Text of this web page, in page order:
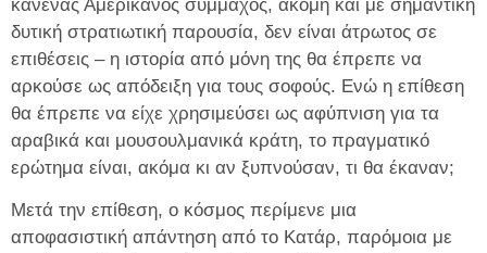
κανένας Αμερικανός σύμμαχος, ακόμη και με σημαντική
δυτική στρατιωτική παρουσία, δεν είναι άτρωτος σε
επιθέσεις – η ιστορία από μόνη της θα έπρεπε να
αρκούσε ως απόδειξη για τους σοφούς. Ενώ η επίθεση
θα έπρεπε να είχε χρησιμεύσει ως αφύπνιση για τα
αραβικά και μουσουλμανικά κράτη, το πραγματικό
ερώτημα είναι, ακόμα κι αν ξυπνούσαν, τι θα έκαναν;
Μετά την επίθεση, ο κόσμος περίμενε μια
αποφασιστική απάντηση από το Κατάρ, παρόμοια με